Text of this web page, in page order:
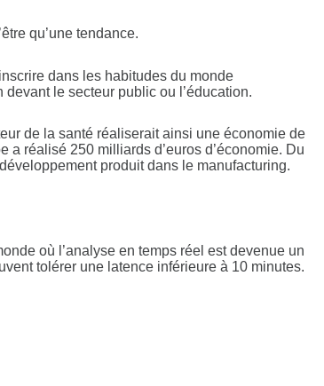
qu’une tendance.
dans les habitudes du monde
le secteur public ou l’éducation.
de la santé réaliserait ainsi une économie de
réalisé 250 milliards d’euros d’économie. Du
produit dans le manufacturing.
où l’analyse en temps réel est devenue un
tolérer une latence inférieure à 10 minutes.